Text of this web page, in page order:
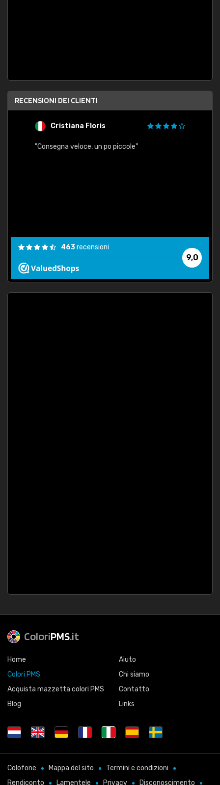
RECENSIONI DEI CLIENTI
Cristiana Floris
"Consegna veloce, un po piccole"
9,0
463recensioni
ColoriPMS.it
Home
Colori PMS
Acquista mazzetta colori PMS
Blog
Aiuto
Chi siamo
Contatto
Links
Colofone Mappa del sito
Termini e condizioni
Rendiconto
Lamentele Privacy Disconoscimento